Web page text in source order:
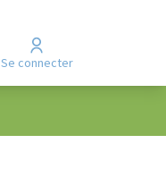
Se connecter